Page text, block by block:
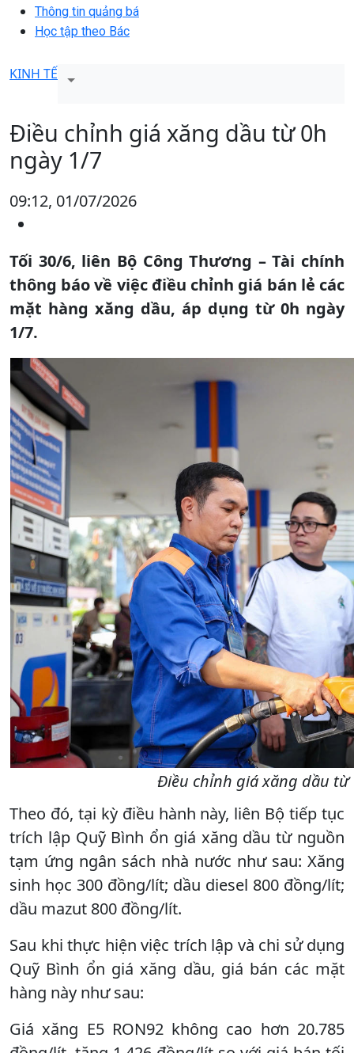
Thông tin quảng bá
Học tập theo Bác
KINH TẾ
Điều chỉnh giá xăng dầu từ 0h
ngày 1/7
09:12, 01/07/2026
Tối 30/6, liên Bộ Công Thương – Tài chính
thông báo về việc điều chỉnh giá bán lẻ các
mặt hàng xăng dầu, áp dụng từ 0h ngày
1/7.
Điều chỉnh giá xăng dầu từ
Theo đó, tại kỳ điều hành này, liên Bộ tiếp tục
trích lập Quỹ Bình ổn giá xăng dầu từ nguồn
tạm ứng ngân sách nhà nước như sau: Xăng
sinh học 300 đồng/lít; dầu diesel 800 đồng/lít;
dầu mazut 800 đồng/lít.
Sau khi thực hiện việc trích lập và chi sử dụng
Quỹ Bình ổn giá xăng dầu, giá bán các mặt
hàng này như sau:
Giá xăng E5 RON92 không cao hơn 20.785